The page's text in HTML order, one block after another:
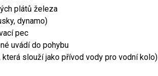
plátů železa
dynamo)
pec
uvádí do pohybu
která slouží jako přívod vody pro vodní kolo)